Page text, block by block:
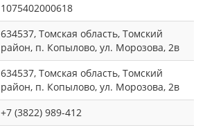
1075402000618
634537, Томская область, Томский
район, п. Копылово, ул. Морозова, 2в
634537, Томская область, Томский
район, п. Копылово, ул. Морозова, 2в
+7 (3822) 989-412